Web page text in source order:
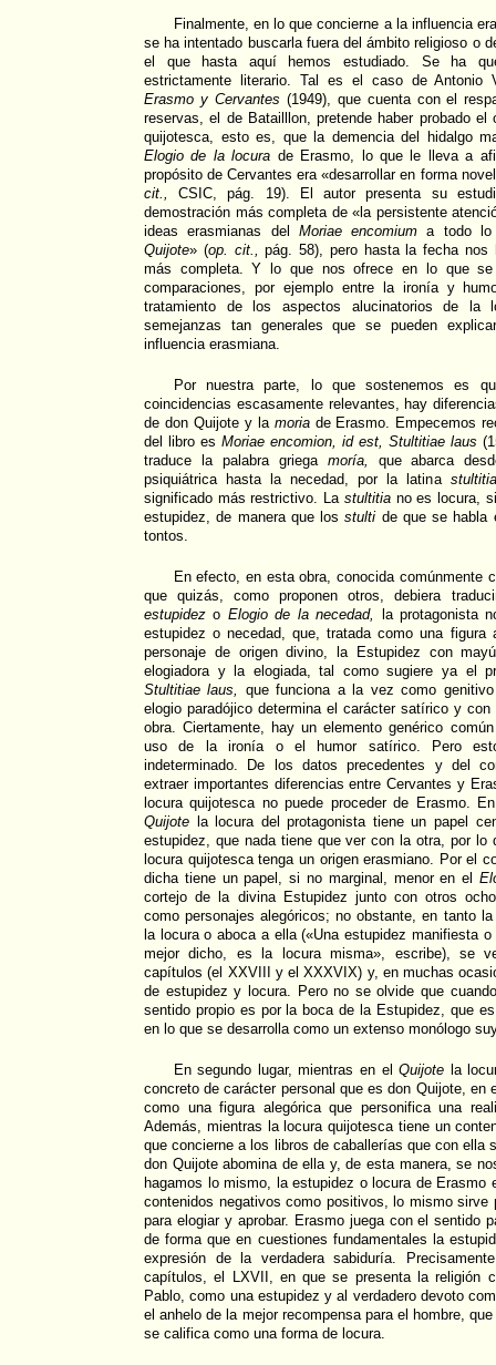
Finalmente, en lo que concierne a la influencia
se ha intentado buscarla fuera del ámbito religioso o
el que hasta aquí hemos estudiado. Se ha
estrictamente literario. Tal es el caso de Antonio
Erasmo y Cervantes (1949), que cuenta con el
reservas, el de Batailllon, pretende haber probado el
quijotesca, esto es, que la demencia del hidalgo
Elogio de la locura de Erasmo, lo que le lleva a
propósito de Cervantes era «desarrollar en forma
cit.,
CSIC, pág. 19). El autor presenta su
demostración más completa de «la persistente
ideas erasmianas del Moriae encomium a todo lo
Quijote» (op. cit., pág. 58), pero hasta la fecha nos
más completa. Y lo que nos ofrece en lo que
comparaciones, por ejemplo entre la ironía y
tratamiento de los aspectos alucinatorios de la
semejanzas tan generales que se pueden
influencia erasmiana.
Por nuestra parte, lo que sostenemos es
coincidencias escasamente relevantes, hay
de don Quijote y la moriade Erasmo. Empecemos
del libro es Moriae encomion, id est, Stultitiae laus
traduce la palabra griega moría,
que abarca
psiquiátrica hasta la necedad, por la latina
significado más restrictivo. La stultitiano es locura,
estupidez, de manera que losstulti de que se
tontos.
En efecto, en esta obra, conocida comúnmente
que quizás, como proponen otros, debiera
estupidez o Elogio de la necedad,
la protagonista
estupidez o necedad, que, tratada como una figura
personaje de origen divino, la Estupidez con
elogiadora y la elogiada, tal como sugiere ya el
Stultitiae laus, que funciona a la vez como
elogio paradójico determina el carácter satírico y
obra. Ciertamente, hay un elemento genérico
uso de la ironía o el humor satírico. Pero
indeterminado. De los datos precedentes y del
extraer importantes diferencias entre Cervantes y
locura quijotesca no puede proceder de Erasmo.
Quijote la locura del protagonista tiene un papel
estupidez, que nada tiene que ver con la otra, por lo
locura quijotesca tenga un origen erasmiano. Por el
dicha tiene un papel, si no marginal, menor en el
cortejo de la divina Estupidez junto con otros
como personajes alegóricos; no obstante, en tanto
la locura o aboca a ella («Una estupidez manifiesta
mejor dicho, es la locura misma», escribe), se
capítulos (el XXVIII y el XXXVIX) y, en muchas
de estupidez y locura. Pero no se olvide que
sentido propio es por la boca de la Estupidez, que
en lo que se desarrolla como un extenso monólogo
En segundo lugar, mientras en elQuijote la
concreto de carácter personal que es don Quijote, en
como una figura alegórica que personifica una
Además, mientras la locura quijotesca tiene un
que concierne a los libros de caballerías que con ella
don Quijote abomina de ella y, de esta manera, se
hagamos lo mismo, la estupidez o locura de Erasmo
contenidos negativos como positivos, lo mismo sirve
para elogiar y aprobar. Erasmo juega con el sentido
de forma que en cuestiones fundamentales la
expresión de la verdadera sabiduría.
capítulos, el LXVII, en que se presenta la religión
Pablo, como una estupidez y al verdadero devoto
el anhelo de la mejor recompensa para el hombre,
se califica como una forma de locura.